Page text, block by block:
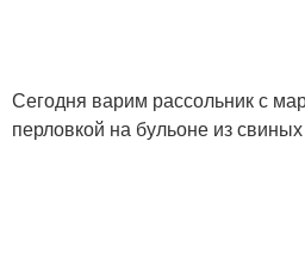
Сегодня варим рассольник с
перловкой на бульоне из